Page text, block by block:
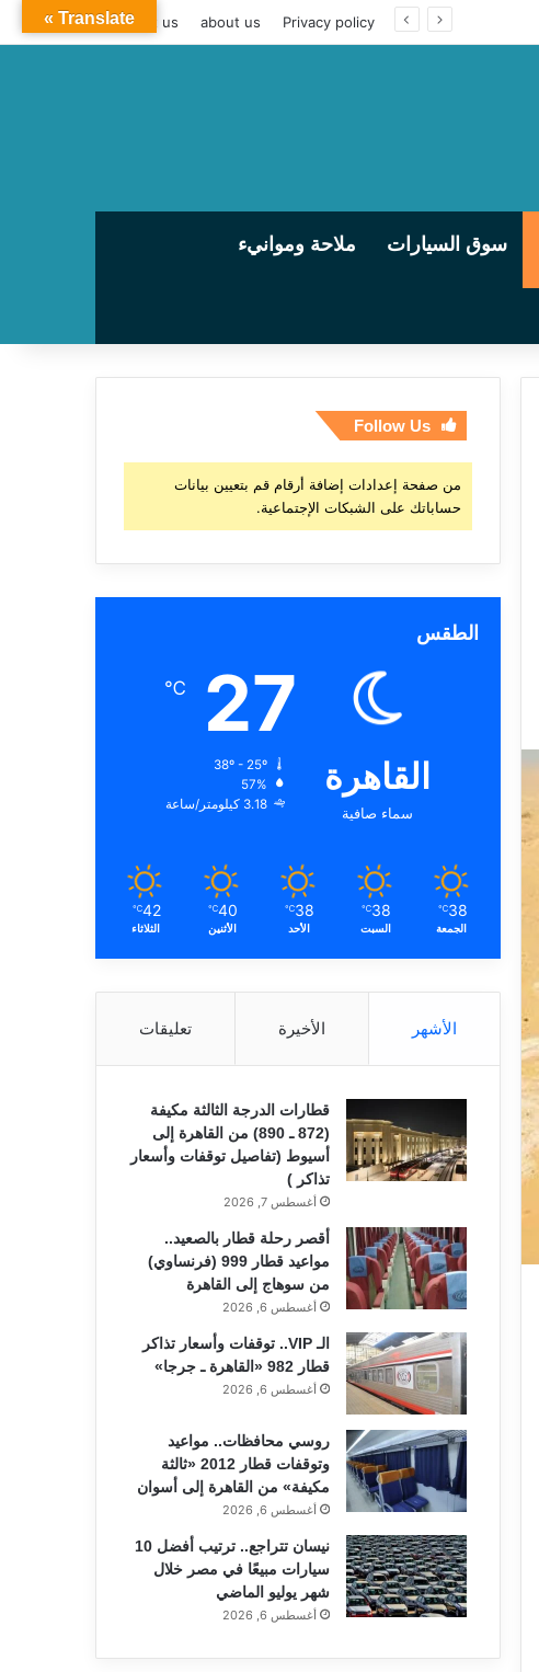
Privacy policy
about us
contact us
سوق السيارات ملاحة وموانيء
Follow Us
من صفحة إعدادات إضافة أرقام قم بتعيين بيانات
حساباتك على الشبكات الإجتماعية.
الطقس
القاهرة
سماء صافية
27
℃
57%
3.18 كيلومتر/ساعة
38
℃
الجمعة
38
℃
السبت
38
℃
الأحد
40
℃
الأثنين
42
℃
الثلاثاء
الأشهر الأخيرة تعليقات
قطارات الدرجة الثالثة مكيفة
(872 ـ 890) من القاهرة إلى
أسيوط (تفاصيل توقفات وأسعار
تذاكر )
أغسطس 7, 2026
أقصر رحلة قطار بالصعيد..
مواعيد قطار 999 (فرنساوي)
من سوهاج إلى القاهرة
أغسطس 6, 2026
الـ VIP.. توقفات وأسعار تذاكر
قطار 982 «القاهرة ـ جرجا»
أغسطس 6, 2026
روسي محافظات.. مواعيد
وتوقفات قطار 2012 «ثالثة
مكيفة» من القاهرة إلى أسوان
أغسطس 6, 2026
نيسان تتراجع.. ترتيب أفضل 10
سيارات مبيعًا في مصر خلال
شهر يوليو الماضي
أغسطس 6, 2026
Translate »